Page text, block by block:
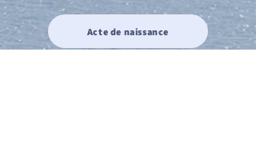
Acte de naissance